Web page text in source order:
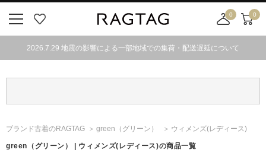
気
0
舗
カ
ト
0
2026.7.29 地震の影響による一部地域での集荷・配送遅延について
ブランド古着のRAGTAG green （グリーン） ウィメンズ(レディース)
green （グリーン） | ウィメンズ(レディース)の商品一覧